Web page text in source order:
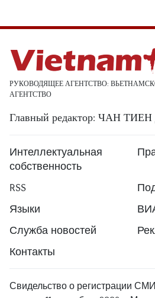
РУКОВОДЯЩЕЕ АГЕНТСТВО:
АГЕНТСТВО
Главный редактор: ЧАН
Интеллектуальная
собственность
RSS
Языки
Служба новостей
Контакты
Свидельство о регистрации СМИ